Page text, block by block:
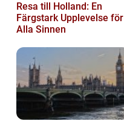
Resa till Holland: En
Färgstark Upplevelse för
Alla Sinnen